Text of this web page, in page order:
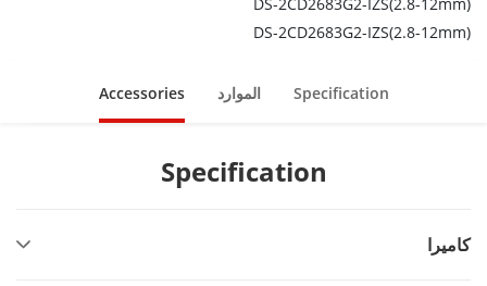
DS-2CD2683G2-IZS(2.8-12mm)
Specification الموارد Accessories
Specification
كاميرا